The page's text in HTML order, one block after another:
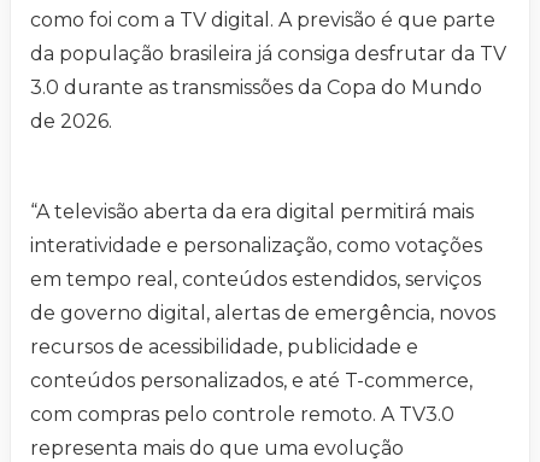
como foi com a TV digital. A previsão é que parte
da população brasileira já consiga desfrutar da TV
3.0 durante as transmissões da Copa do Mundo
de 2026.
“A televisão aberta da era digital permitirá mais
interatividade e personalização, como votações
em tempo real, conteúdos estendidos, serviços
de governo digital, alertas de emergência, novos
recursos de acessibilidade, publicidade e
conteúdos personalizados, e até T-commerce,
com compras pelo controle remoto. A TV3.0
representa mais do que uma evolução